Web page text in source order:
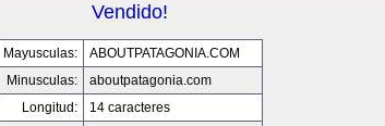
Vendido!
Mayusculas:
ABOUTPATAGONIA.COM
Minusculas:
aboutpatagonia.com
Longitud:
14 caracteres